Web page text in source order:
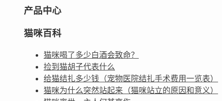
产品中心
猫咪百科
猫咪喝了多少白酒会致命？
捡到猫胡子代表什么
给猫结扎多少钱（宠物医院结扎手术费用一览表）
猫咪为什么突然站起来（猫咪站立的原因和意义）